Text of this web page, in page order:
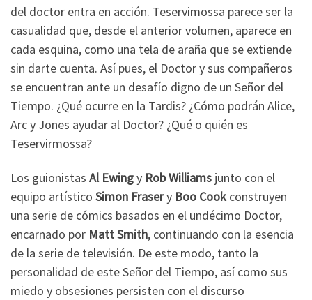
del doctor entra en acción. Teservimossa parece ser la
casualidad que, desde el anterior volumen, aparece en
cada esquina, como una tela de araña que se extiende
sin darte cuenta. Así pues, el Doctor y sus compañeros
se encuentran ante un desafío digno de un Señor del
Tiempo. ¿Qué ocurre en la Tardis? ¿Cómo podrán Alice,
Arc y Jones ayudar al Doctor? ¿Qué o quién es
Teservirmossa?
Los guionistas Al Ewingy Rob Williams junto con el
equipo artístico Simon Frasery Boo Cook construyen
una serie de cómics basados en el undécimo Doctor,
encarnado por Matt Smith, continuando con la esencia
de la serie de televisión. De este modo, tanto la
personalidad de este Señor del Tiempo, así como sus
miedo y obsesiones persisten con el discurso